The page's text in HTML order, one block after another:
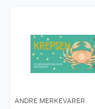
ANDRE MERKEVARER